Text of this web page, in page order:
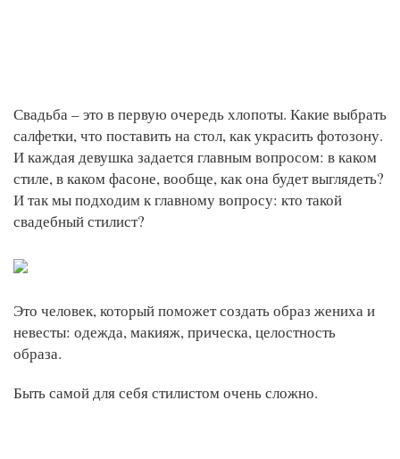
Свадьба – это в первую очередь хлопоты. Какие выбрать
салфетки, что поставить на стол, как украсить фотозону.
И каждая девушка задается главным вопросом: в каком
стиле, в каком фасоне, вообще, как она будет выглядеть?
И так мы подходим к главному вопросу: кто такой
свадебный стилист?
Это человек, который поможет создать образ жениха и
невесты: одежда, макияж, прическа, целостность
образа.
Быть самой для себя стилистом очень сложно.